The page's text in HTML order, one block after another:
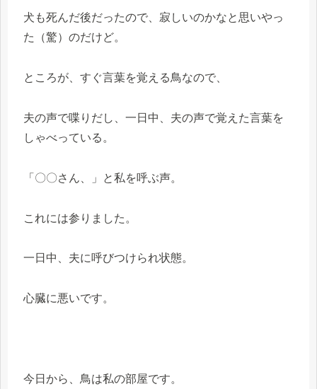
犬も死んだ後だったので、寂しいのかなと思いやっ
た（驚）のだけど。
ところが、すぐ言葉を覚える鳥なので、
夫の声で喋りだし、一日中、夫の声で覚えた言葉を
しゃべっている。
「〇〇さん、」と私を呼ぶ声。
これには参りました。
一日中、夫に呼びつけられ状態。
心臓に悪いです。
今日から、鳥は私の部屋です。